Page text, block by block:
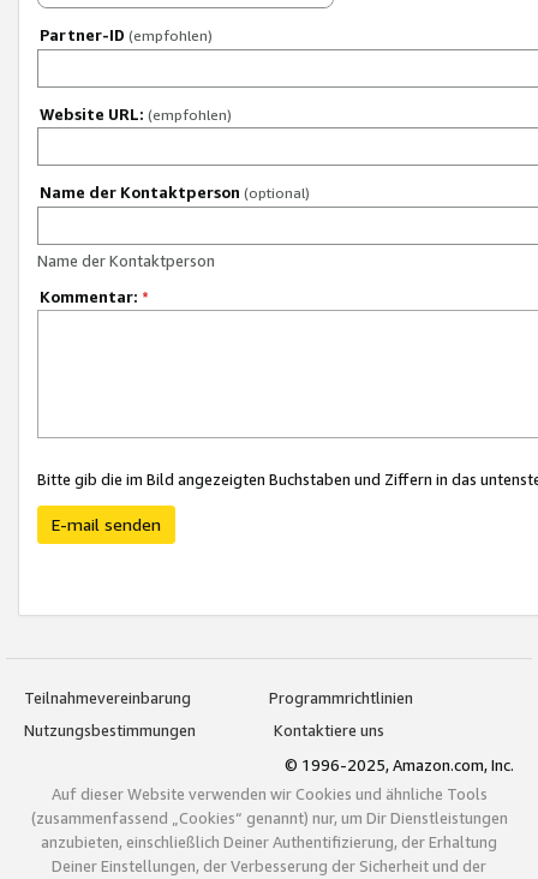
Partner-ID (empfohlen)
Website URL: (empfohlen)
Name der Kontaktperson (optional)
Name der Kontaktperson
Kommentar: *
Bitte gib die im Bild angezeigten Buchstaben und Ziffern in das
E-mail senden
Teilnahmevereinbarung
Programmrichtlinien
Nutzungsbestimmungen
Kontaktiere uns
© 1996-2025, Amazon.com, Inc.
Auf dieser Website verwenden wir Cookies und ähnliche Tools
(zusammenfassend „Cookies“ genannt) nur, um Dir Dienstleistungen
anzubieten, einschließlich Deiner Authentifizierung, der Erhaltung
Deiner Einstellungen, der Verbesserung der Sicherheit und der